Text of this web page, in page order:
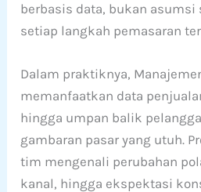
berbasis data, bukan asumsi
setiap langkah pemasaran
Dalam praktiknya,
memanfaatkan data
hingga umpan balik
gambaran pasar yang utuh.
tim mengenali perubahan
kanal, hingga ekspektasi